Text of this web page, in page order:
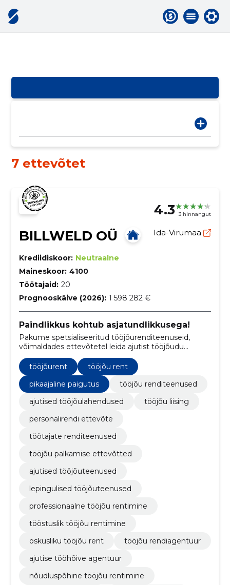
7 ettevõtet
4.3 3 hinnangut
BILLWELD OÜ Ida-Virumaa
Krediidiskoor: Neutraalne
Maineskoor: 4100
Töötajaid: 20
Prognooskäive (2026): 1 598 282 €
Paindlikkus kohtub asjatundlikkusega!
Pakume spetsialiseeritud tööjõurenditeenuseid,
võimaldades ettevõtetel leida ajutist tööjõudu
vastavalt nende vajadustele.
tööjõurent
tööjõu rent
pikaajaline paigutus
tööjõu renditeenused
ajutised tööjõulahendused
tööjõu liising
personalirendi ettevõte
töötajate renditeenused
tööjõu palkamise ettevõtted
ajutised tööjõuteenused
lepingulised tööjõuteenused
professionaalne tööjõu rentimine
tööstuslik tööjõu rentimine
oskusliku tööjõu rent
tööjõu rendiagentuur
ajutise tööhõive agentuur
nõudluspõhine tööjõu rentimine